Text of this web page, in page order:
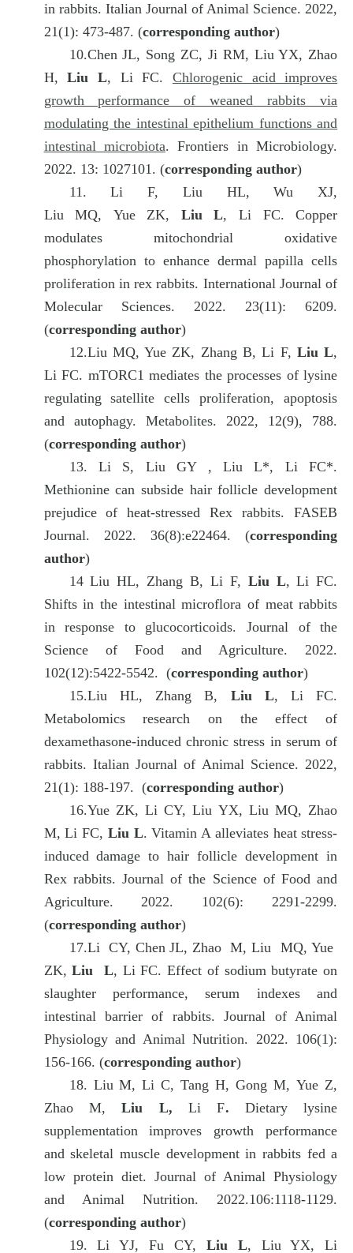
in rabbits. Italian Journal of Animal Science. 2022,
21(1): 473-487. (corresponding author)
10.Chen JL, Song ZC, Ji RM, Liu YX, Zhao
H,Liu L, Li FC. Chlorogenic acid improves
growth performance of weaned rabbits via
modulating the intestinal epithelium functions and
intestinal microbiota. Frontiers in Microbiology.
2022. 13: 1027101. (corresponding author)
11.Li F, Liu HL, Wu XJ,
Liu MQ, Yue ZK, Liu L, Li FC. Copper
modulates mitochondrial oxidative
phosphorylation to enhance dermal papilla cells
proliferation in rex rabbits. International Journal of
Molecular Sciences. 2022. 23(11): 6209.
(corresponding author)
12.Liu MQ, Yue ZK, Zhang B, Li F, Liu L,
Li FC. mTORC1 mediates the processes of lysine
regulating satellite cells proliferation, apoptosis
and autophagy. Metabolites. 2022, 12(9), 788.
(corresponding author)
13. Li S, Liu GY , Liu L*, Li FC*.
Methionine can subside hair follicle development
prejudice of heat-stressed Rex rabbits. FASEB
Journal. 2022. 36(8):e22464. (corresponding
author)
14Liu HL, Zhang B, Li F, Liu L, Li FC.
Shifts in the intestinal microflora of meat rabbits
in response to glucocorticoids. Journal of the
Science of Food and Agriculture. 2022.
102(12):5422-5542. (corresponding author)
15.Liu HL, Zhang B, Liu L, Li FC.
Metabolomics research on the effect of
dexamethasone-induced chronic stress in serum of
rabbits. Italian Journal of Animal Science. 2022,
21(1): 188-197. (corresponding author)
16.Yue ZK, Li CY, Liu YX, Liu MQ, Zhao
M, Li FC, Liu L. Vitamin A alleviates heat stress-
induced damage to hair follicle development in
Rex rabbits. Journal of the Science of Food and
Agriculture. 2022. 102(6): 2291-2299.
(corresponding author)
17.Li CY, Chen JL, Zhao M, Liu MQ, Yue
ZK,Liu L, Li FC. Effect of sodium butyrate on
slaughter performance, serum indexes and
intestinal barrier of rabbits. Journal of Animal
Physiology and Animal Nutrition. 2022. 106(1):
156-166. (corresponding author)
18. Liu M, Li C, Tang H, Gong M, Yue Z,
Zhao M,Liu L, Li F. Dietary lysine
supplementation improves growth performance
and skeletal muscle development in rabbits fed a
low protein diet. Journal of Animal Physiology
and Animal Nutrition. 2022.106:1118-1129.
(corresponding author)
19.Li YJ,Fu CY, Liu L, LiuYX,Li